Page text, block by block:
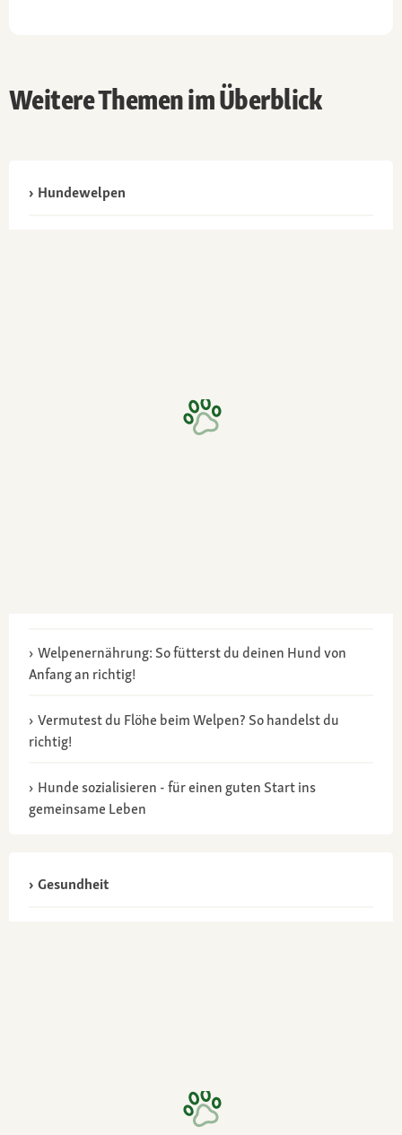
Weitere Themen im Überblick
Hundewelpen
Welpenernährung: So fütterst du deinen Hund von
Anfang an richtig!
Vermutest du Flöhe beim Welpen? So handelst du
richtig!
Hunde sozialisieren - für einen guten Start ins
gemeinsame Leben
Gesundheit